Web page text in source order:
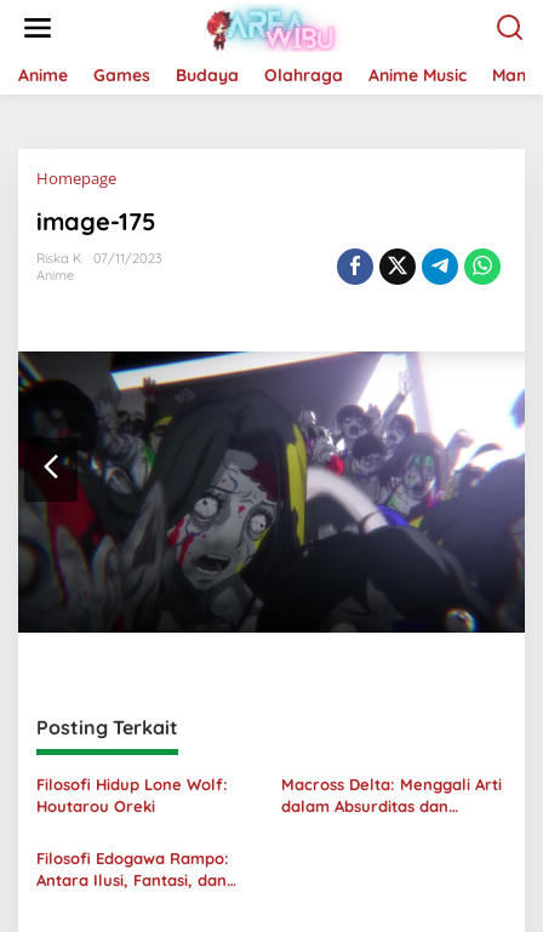
Anime Games Budaya Olahraga Anime Music
HomepageLampiran
image-175
Riska K
07/11/2023
Anime
Posting Terkait
Filosofi Hidup Lone Wolf:
Houtarou Oreki
Macross Delta: Menggali Arti
dalam Absurditas dan
Filosofi Edogawa Rampo:
Antara Ilusi, Fantasi, dan